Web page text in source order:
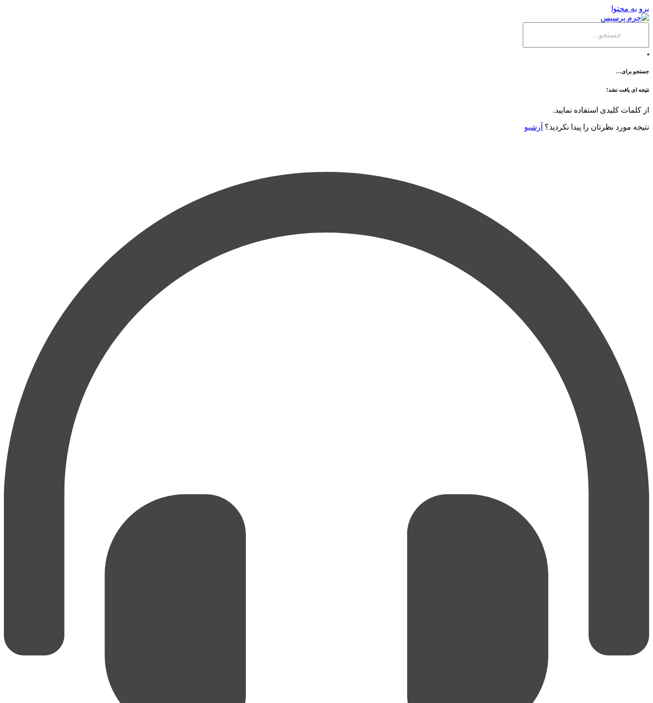
برو به محتوا
جستجو برای…
نتیجه ای یافت نشد!
از کلمات کلیدی استفاده نمایید.
نتیجه مورد نظرتان را پیدا نکردید؟ آرشیو